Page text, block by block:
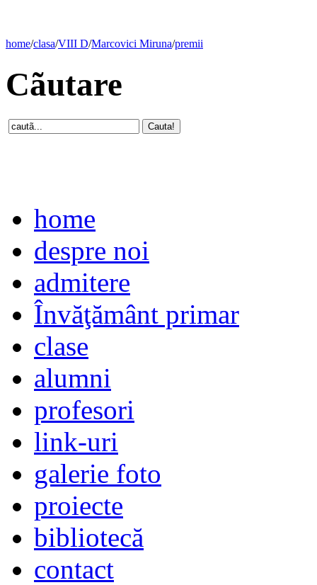
home/clasa/VIII D/Marcovici Miruna/premii
Cãutare
home
despre noi
admitere
Învăţământ primar
clase
alumni
profesori
link-uri
galerie foto
proiecte
bibliotecă
contact